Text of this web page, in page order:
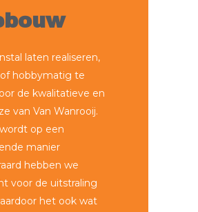
laten realiseren,
hobbymatig te
de kwalitatieve en
van Van Wanrooij.
op een
manier
hebben we
voor de uitstraling
het ook wat